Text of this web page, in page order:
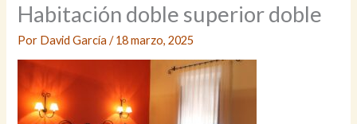
Habitación doble superior doble
Por David García/18 marzo, 2025